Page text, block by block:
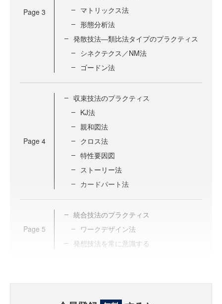
Page 3
マトリックス法
形態分析法
発散技法―類比法タイプのプラクティス
シネクテクス／NM法
ゴードン法
Page 4
収束技法のプラクティス
KJ法
親和図法
クロス法
特性要因図
ストーリー法
カードパート法
Page 5
統合技法のプラクティス
ワークデザイン法
発想技法を常に意識する